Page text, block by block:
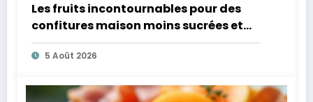
Les fruits incontournables pour des
confitures maison moins sucrées et
plus légères
5 Août 2026